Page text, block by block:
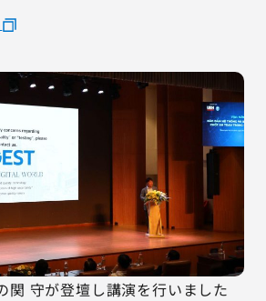
関 守が登壇し講演を行いました